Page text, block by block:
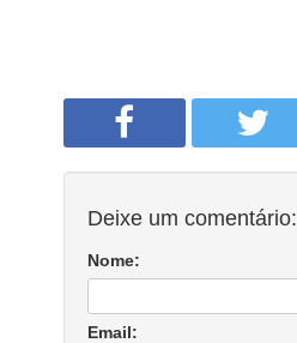
Deixe um comentário:
Nome:
Email: